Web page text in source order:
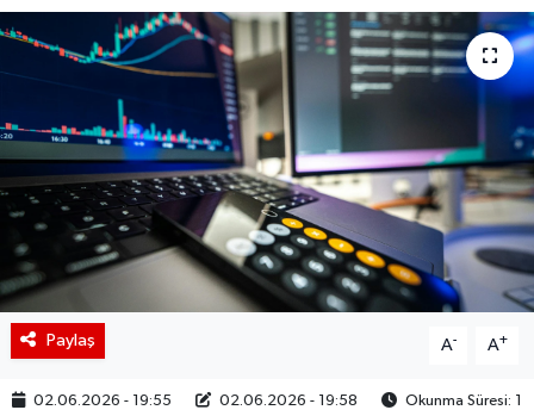
Paylaş A- A+
02.06.2026 - 19:55 02.06.2026 - 19:58
Okunma Süresi: 1
Coin Isı Haritası
Ekonomik Takvim
Kiripto Para Piyasası
Gizlilik Sözleşmesi
Hakkımızda
İletişim